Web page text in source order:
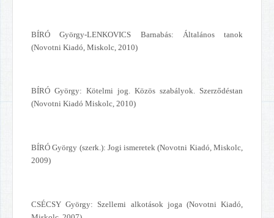
BÍRÓ György-LENKOVICS Barnabás: Általános tanok
(Novotni Kiadó, Miskolc, 2010)
BÍRÓ György: Kötelmi jog. Közös szabályok. Szerződéstan
(Novotni Kiadó Miskolc, 2010)
BÍRÓ György (szerk.): Jogi ismeretek (Novotni Kiadó, Miskolc,
2009)
CSÉCSY György: Szellemi alkotások joga (Novotni Kiadó,